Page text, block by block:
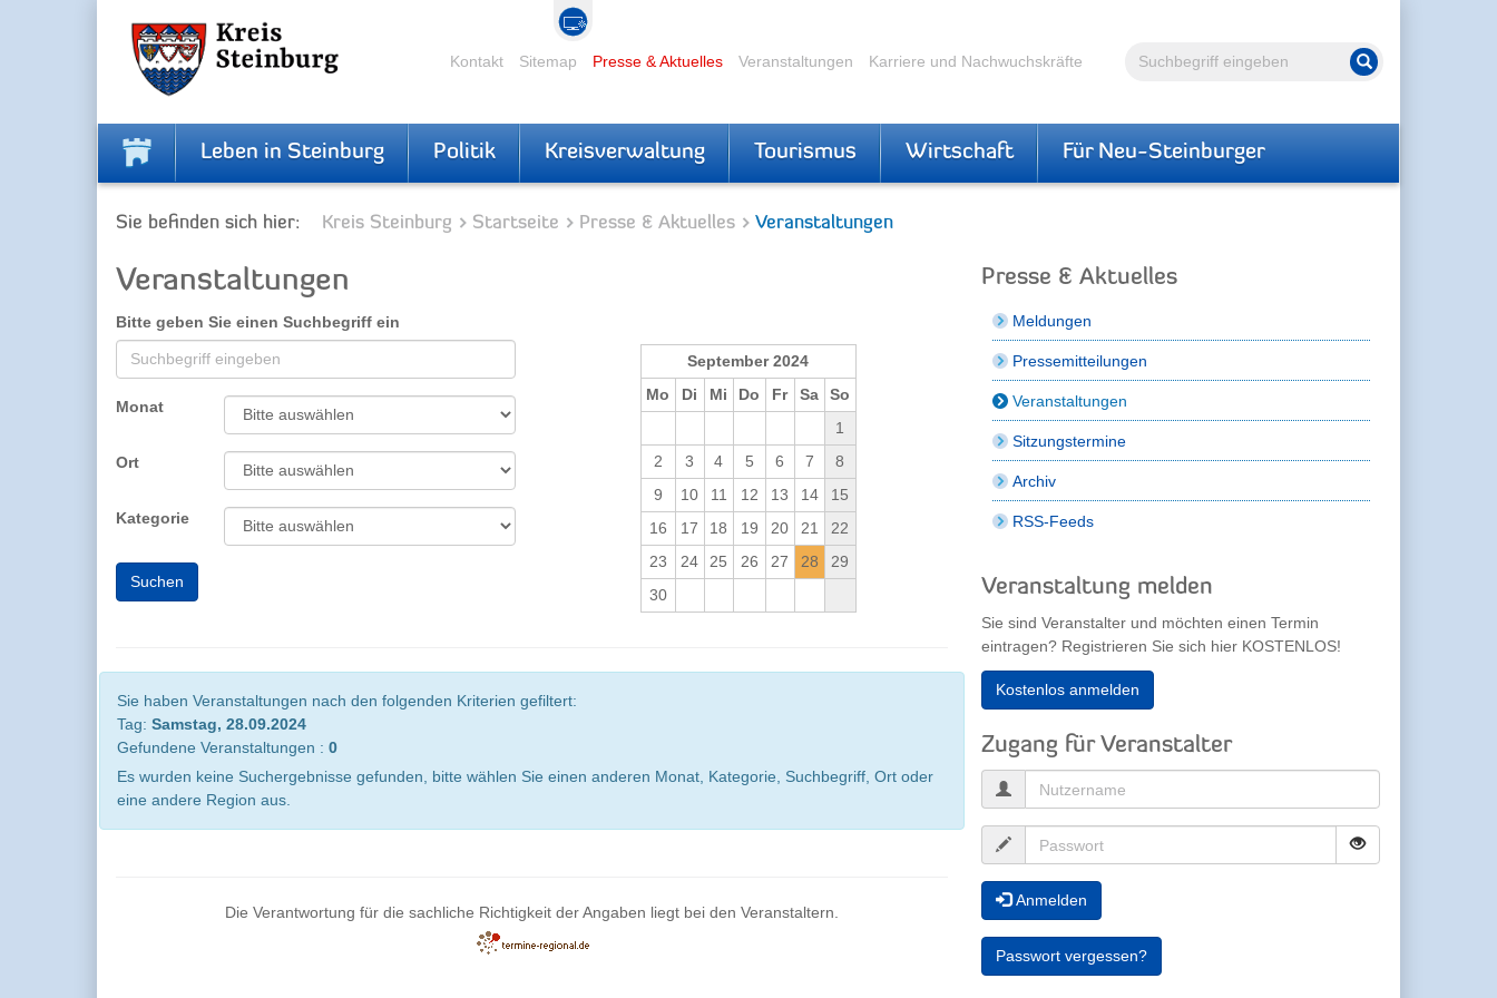
Volltextsuche Suche starten
Kontakt Sitemap Presse & Aktuelles Veranstaltungen Karriere und Nachwuchskräfte
Leben in Steinburg Politik Kreisverwaltung Tourismus Wirtschaft Für Neu-Steinburger
Sie befinden sich hier: Kreis Steinburg Startseite Presse & Aktuelles Veranstaltungen
Veranstaltungen
September 2024
Mo
Di Mi Do Fr Sa
So
1
2
3 4 5 6 7
8
9
10 11 12 13 14
15
16
17 18 19 20 21
22
23
24 25 26 27 28
29
30
Bitte geben Sie einen Suchbegriff ein
Monat
Ort
Kategorie
Sie haben Veranstaltungen nach den folgenden Kriterien gefiltert:
Tag: Samstag, 28.09.2024
Gefundene Veranstaltungen : 0
Es wurden keine Suchergebnisse gefunden, bitte wählen Sie einen anderen Monat, Kategorie, Suchbegriff, Ort oder
eine andere Region aus.
Die Verantwortung für die sachliche Richtigkeit der Angaben liegt bei den Veranstaltern.
Presse & Aktuelles
Meldungen
Pressemitteilungen
Veranstaltungen
Sitzungstermine
Archiv
RSS-Feeds
Veranstaltung melden
Sie sind Veranstalter und möchten einen Termin
eintragen? Registrieren Sie sich hier KOSTENLOS!
Kostenlos anmelden
Zugang für Veranstalter
Anmelden
Passwort vergessen?